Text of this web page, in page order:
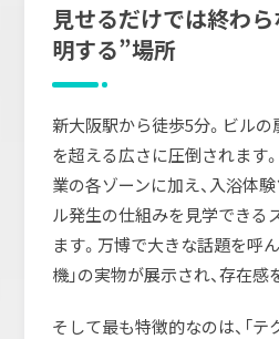
見せるだけでは終わ
明する”場所
新大阪駅から徒歩5分。ビルの
を超える広さに圧倒されます。
業の各ゾーンに加え、入浴体
ル発生の仕組みを見学できる
ます。万博で大きな話題を呼
機」の実物が展示され、存在感
そして最も特徴的なのは、「テ